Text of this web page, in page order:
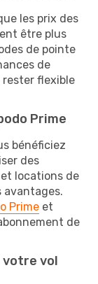
les prix des
être plus
de pointe
de
rester flexible
Prime
bénéficiez
des
locations de
avantages.
Prime et
de
votre vol